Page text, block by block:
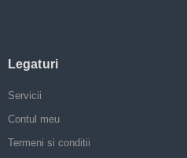
Legaturi
Servicii
Contul meu
Termeni si conditii